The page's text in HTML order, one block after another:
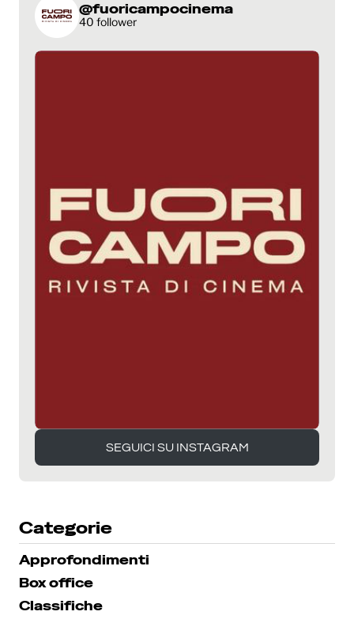
@fuoricampocinema
40 follower
SEGUICI SU INSTAGRAM
SEGUICI SU INSTAGRAM
Categorie
Approfondimenti
Box office
Classifiche